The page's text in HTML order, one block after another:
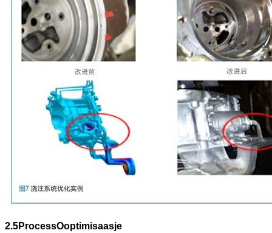
2.5ProcessOoptimisaasje